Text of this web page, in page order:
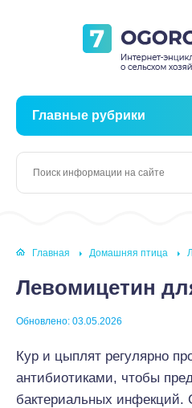
Главные рубрики
Главная Домашняя птица
Левомицетин
Обновлено: 03.05.2026
Кур и цыплят регулярно
антибиотиками, чтобы
бактериальных инфекций.